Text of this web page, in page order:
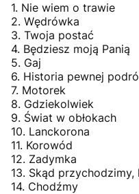
1. Nie wiem o trawie
2. Wędrówka
3. Twoja postać
4. Będziesz moją Panią
5. Gaj
6. Historia pewnej
7. Motorek
8. Gdziekolwiek
9. Świat w obłokach
10. Lanckorona
11. Korowód
12. Zadymka
13. Skąd
14. Chodźmy